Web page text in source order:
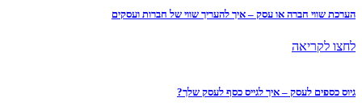
הערכת שווי חברה או עסק – איך להעריך שווי של חברות ועסקים
לחצו לקריאה
גיוס כספים לעסק – איך לגייס כסף לעסק שלך?